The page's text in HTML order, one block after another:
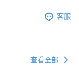
客服
查看全部